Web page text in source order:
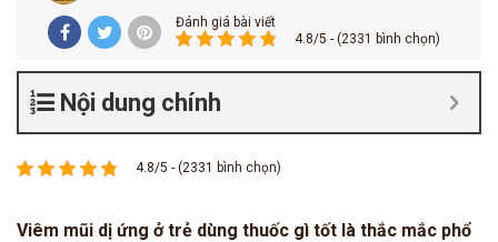
Đánh giá bài viết
4.8/5 - (2331 bình chọn)
Nội dung chính
4.8/5 - (2331 bình chọn)
Viêm mũi dị ứng ở trẻ dùng thuốc gì tốt là thắc mắc phổ